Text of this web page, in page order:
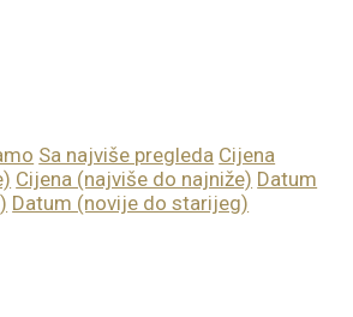
Sa najviše pregleda Cijena
Cijena (najviše do najniže) Datum
Datum (novije do starijeg)